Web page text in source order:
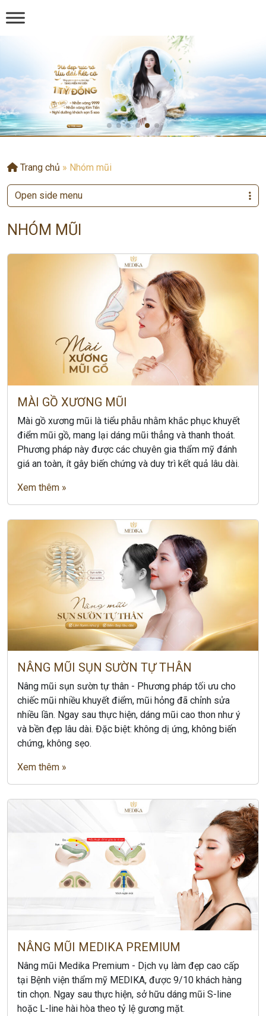
Trang chủ » Nhóm mũi
NHÓM MŨI
MÀI GỒ XƯƠNG MŨI
Mài gồ xương mũi là tiểu phẫu nhằm khắc phục khuyết
điểm mũi gồ, mang lại dáng mũi thẳng và thanh thoát.
Phương pháp này được các chuyên gia thẩm mỹ đánh
giá an toàn, ít gây biến chứng và duy trì kết quả lâu dài.
Xem thêm »
NÂNG MŨI SỤN SƯỜN TỰ THÂN
Nâng mũi sụn sườn tự thân - Phương pháp tối ưu cho
chiếc mũi nhiều khuyết điểm, mũi hỏng đã chỉnh sửa
nhiều lần. Ngay sau thực hiện, dáng mũi cao thon như ý
và bền đẹp lâu dài. Đặc biệt: không dị ứng, không biến
chứng, không sẹo.
Xem thêm »
NÂNG MŨI MEDIKA PREMIUM
Nâng mũi Medika Premium - Dịch vụ làm đẹp cao cấp
tại Bệnh viện thẩm mỹ MEDIKA, được 9/10 khách hàng
tin chọn. Ngay sau thực hiện, sở hữu dáng mũi S-line
hoặc L-line hài hòa theo tỷ lệ gương mặt.
Open side menu